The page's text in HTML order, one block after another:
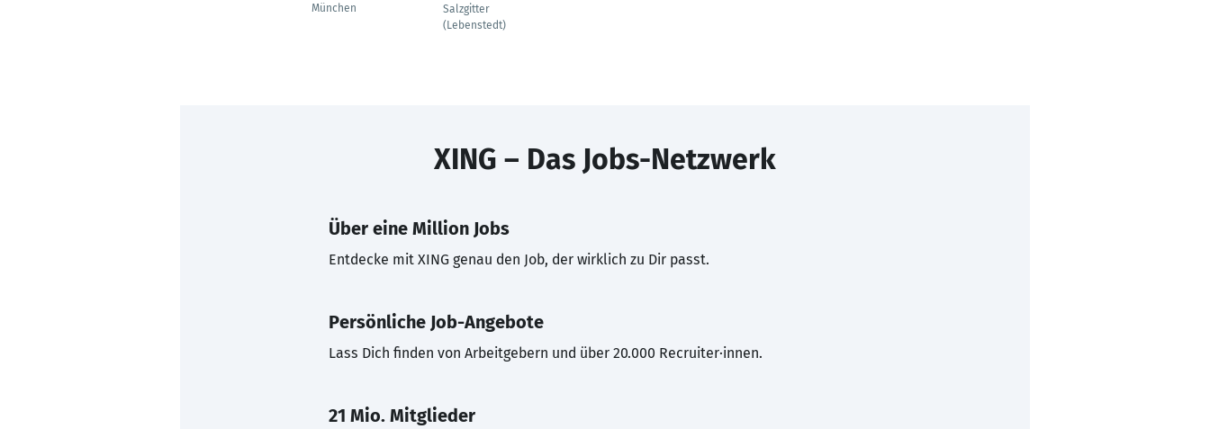
München
Salzgitter
(Lebenstedt)
XING – Das Jobs-Netzwerk
Über eine Million Jobs
Entdecke mit XING genau den Job, der wirklich zu Dir passt.
Persönliche Job-Angebote
Lass Dich finden von Arbeitgebern und über 20.000 Recruiter·innen.
21 Mio. Mitglieder